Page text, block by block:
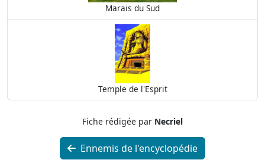
Marais du Sud
Temple de l'Esprit
Fiche rédigée par Necriel
Ennemis de l'encyclopédie